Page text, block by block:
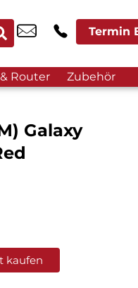
Termin
Router Zubehör
Galaxy
kaufen